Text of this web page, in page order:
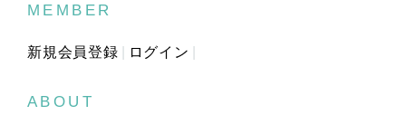
MEMBER
新規会員登録 ログイン
ABOUT